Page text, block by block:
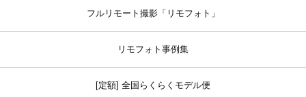
フルリモート撮影「リモフォト」
リモフォト事例集
[定額] 全国らくらくモデル便